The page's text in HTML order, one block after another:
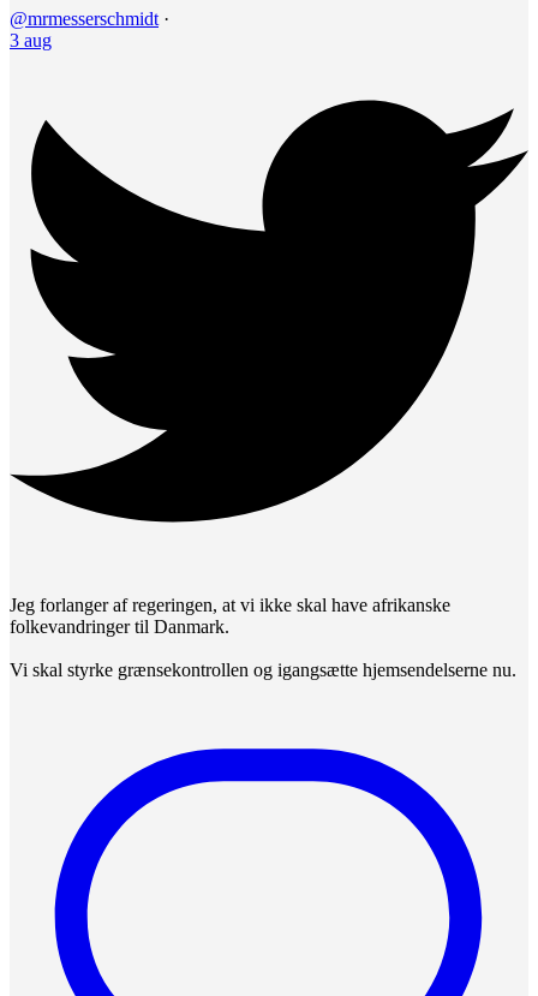
@mrmesserschmidt ·
3 aug
Jeg forlanger af regeringen, at vi ikke skal have afrikanske
folkevandringer til Danmark.
Vi skal styrke grænsekontrollen og igangsætte hjemsendelserne nu.